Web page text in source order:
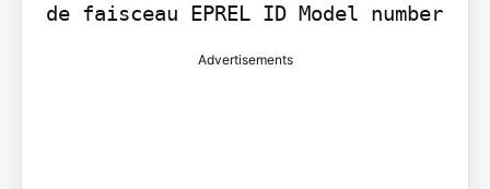
de faisceau EPREL ID Model number
Advertisements